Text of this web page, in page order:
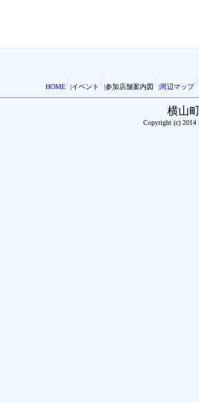
HOME |イベント |参加店舗案内図 |周辺マップ
横山
Copyright (c) 2014